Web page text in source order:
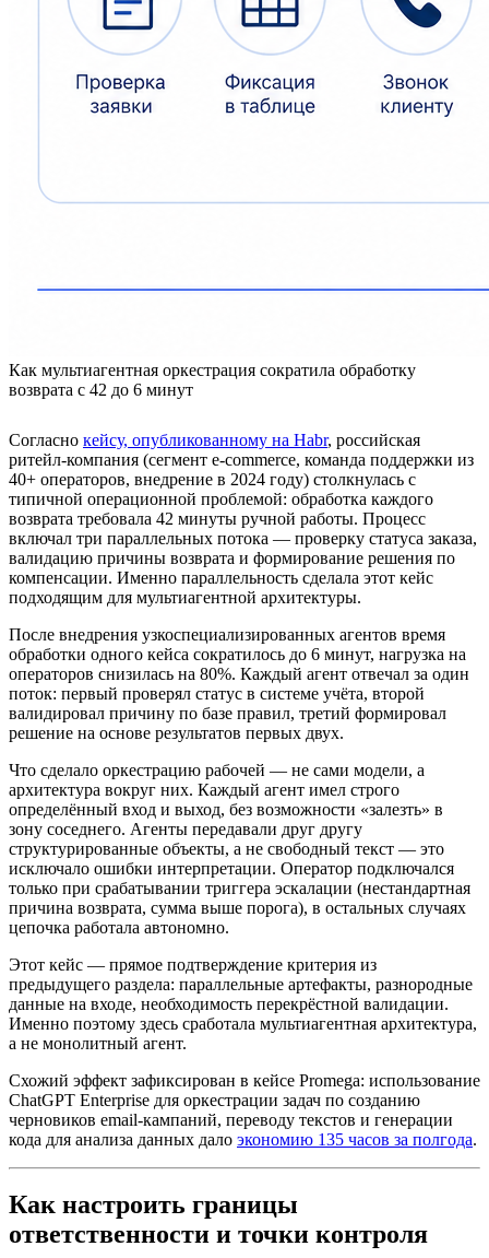
Как мультиагентная оркестрация сократила обработку
возврата с 42 до 6 минут
Согласно кейсу, опубликованному на Habr, российская
ритейл-компания (сегмент e-commerce, команда поддержки из
40+ операторов, внедрение в 2024 году) столкнулась с
типичной операционной проблемой: обработка каждого
возврата требовала 42 минуты ручной работы. Процесс
включал три параллельных потока — проверку статуса заказа,
валидацию причины возврата и формирование решения по
компенсации. Именно параллельность сделала этот кейс
подходящим для мультиагентной архитектуры.
После внедрения узкоспециализированных агентов время
обработки одного кейса сократилось до 6 минут, нагрузка на
операторов снизилась на 80%. Каждый агент отвечал за один
поток: первый проверял статус в системе учёта, второй
валидировал причину по базе правил, третий формировал
решение на основе результатов первых двух.
Что сделало оркестрацию рабочей — не сами модели, а
архитектура вокруг них. Каждый агент имел строго
определённый вход и выход, без возможности «залезть» в
зону соседнего. Агенты передавали друг другу
структурированные объекты, а не свободный текст — это
исключало ошибки интерпретации. Оператор подключался
только при срабатывании триггера эскалации (нестандартная
причина возврата, сумма выше порога), в остальных случаях
цепочка работала автономно.
Этот кейс — прямое подтверждение критерия из
предыдущего раздела: параллельные артефакты, разнородные
данные на входе, необходимость перекрёстной валидации.
Именно поэтому здесь сработала мультиагентная архитектура,
а не монолитный агент.
Схожий эффект зафиксирован в кейсе Promega: использование
ChatGPT Enterprise для оркестрации задач по созданию
черновиков email-кампаний, переводу текстов и генерации
кода для анализа данных дало экономию 135 часов за полгода.
Как настроить границы
ответственности и точки контроля